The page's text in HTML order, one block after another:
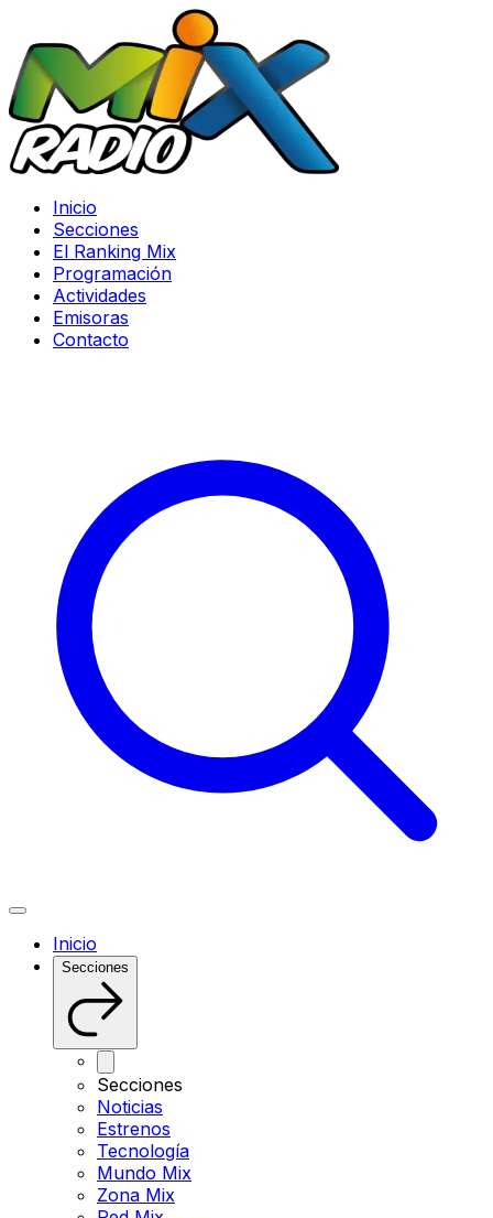
Inicio
Secciones
El Ranking Mix
Programación
Actividades
Emisoras
Contacto
Inicio
Secciones
Secciones
Noticias
Estrenos
Tecnología
Mundo Mix
Zona Mix